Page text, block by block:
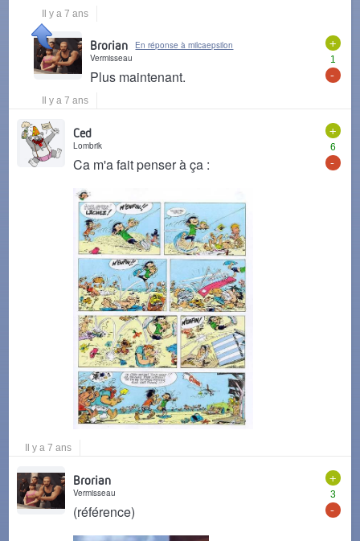
Il y a 7 ans
+
1
-
Brorian
En réponse à milcaepsilon
Vermisseau
Plus maintenant.
Il y a 7 ans
+
6
-
Ced
Lombrik
Ca m'a fait penser à ça :
Il y a 7 ans
+
3
-
Brorian
Vermisseau
(référence)